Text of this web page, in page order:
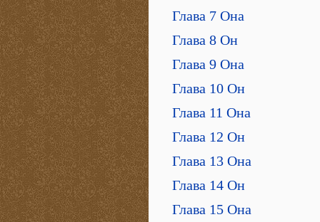
Глава 7 Она
Глава 8 Он
Глава 9 Она
Глава 10 Он
Глава 11 Она
Глава 12 Он
Глава 13 Она
Глава 14 Он
Глава 15 Она